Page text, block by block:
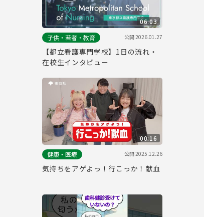
06:03
子供・若者・教育
公開2026.01.27
【都立看護専門学校】1日の流れ・
在校生インタビュー
00:16
健康・医療
公開2025.12.26
気持ちをアゲよっ！行こっか！献血